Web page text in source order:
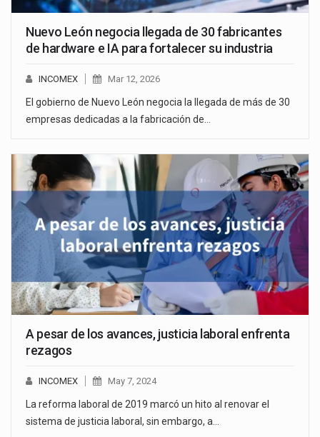
Nuevo León negocia llegada de 30 fabricantes
de hardware e IA para fortalecer su industria
INCOMEX Mar 12, 2026
El gobierno de Nuevo León negocia la llegada de más de 30
empresas dedicadas a la fabricación de…
A pesar de los avances, justicia laboral enfrenta
rezagos
INCOMEX May 7, 2024
La reforma laboral de 2019 marcó un hito al renovar el
sistema de justicia laboral, sin embargo, a…